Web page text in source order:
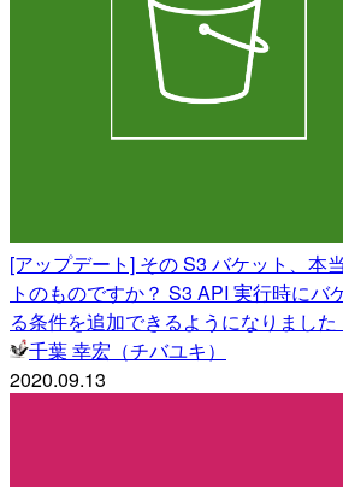
[アップデート] その S3 バケット、本
トのものですか？ S3 API 実行時にバ
る条件を追加できるようになりました
千葉 幸宏（チバユキ）
2020.09.13